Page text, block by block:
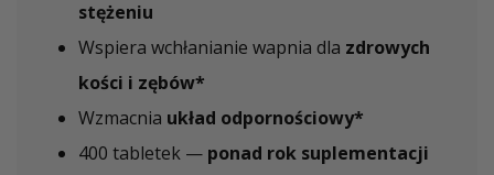
stężeniu
Wspiera wchłanianie wapnia dla zdrowych
kości i zębów*
Wzmacnia układ odpornościowy*
400 tabletek — ponad rok suplementacji